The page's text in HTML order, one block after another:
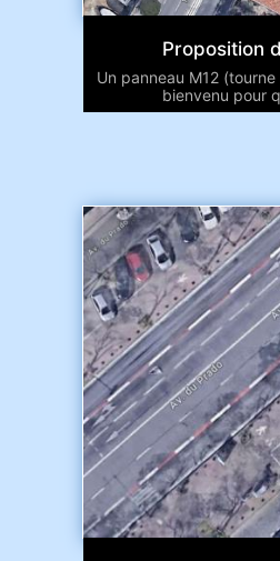
Proposition
Un panneau M12
bienvenu pour